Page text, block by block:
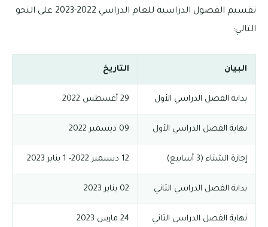
تقسيم الفصول الدراسية للعام الدراسي 2022-2023 على النحو
التالي:
البيان التاريخ
بداية الفصل الدراسي الأول 29 أغسطس 2022
نهاية الفصل الدراسي الأول 09 ديسمبر 2022
إجازة الشتاء (3 أسابيع) 12 ديسمبر 2022- 1 يناير 2023
بداية الفصل الدراسي الثاني 02 يناير 2023
نهاية الفصل الدراسي الثاني 24 مارس 2023